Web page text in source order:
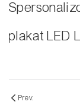
plakat LED
Prev.